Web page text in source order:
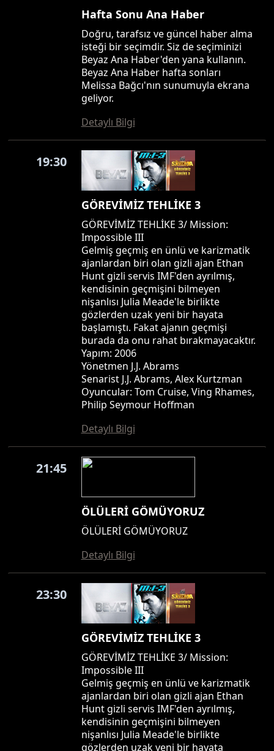
Hafta Sonu Ana Haber
Doğru, tarafsız ve güncel haber alma
isteği bir seçimdir. Siz de seçiminizi
Beyaz Ana Haber'den yana kullanın.
Beyaz Ana Haber hafta sonları
Melissa Bağcı'nın sunumuyla ekrana
geliyor.
Detaylı Bilgi
19:30
GÖREVİMİZ TEHLİKE 3
GÖREVİMİZ TEHLİKE 3/ Mission:
Impossible III
Gelmiş geçmiş en ünlü ve karizmatik
ajanlardan biri olan gizli ajan Ethan
Hunt gizli servis IMF'den ayrılmış,
kendisinin geçmişini bilmeyen
nişanlısı Julia Meade'le birlikte
gözlerden uzak yeni bir hayata
başlamıştı. Fakat ajanın geçmişi
burada da onu rahat bırakmayacaktır.
Yapım: 2006
Yönetmen J.J. Abrams
Senarist J.J. Abrams, Alex Kurtzman
Oyuncular: Tom Cruise, Ving Rhames,
Philip Seymour Hoffman
Detaylı Bilgi
21:45
ÖLÜLERİ GÖMÜYORUZ
ÖLÜLERİ GÖMÜYORUZ
Detaylı Bilgi
23:30
GÖREVİMİZ TEHLİKE 3
GÖREVİMİZ TEHLİKE 3/ Mission:
Impossible III
Gelmiş geçmiş en ünlü ve karizmatik
ajanlardan biri olan gizli ajan Ethan
Hunt gizli servis IMF'den ayrılmış,
kendisinin geçmişini bilmeyen
nişanlısı Julia Meade'le birlikte
gözlerden uzak yeni bir hayata